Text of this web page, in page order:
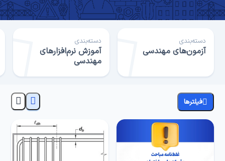
دسته‌بندی
آزمون‌های مهندسی
دسته‌بندی
آموزش نرم‌افزارهای
مهندسی
فیلترها